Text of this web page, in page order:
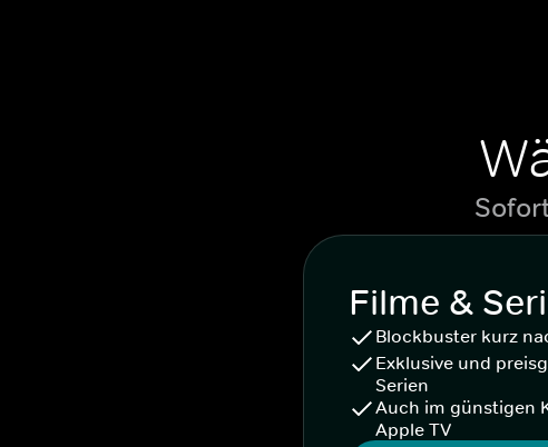
Filme &
Blockbuster kurz
Exklusive und
Serien
Auch im günstigen
Apple TV